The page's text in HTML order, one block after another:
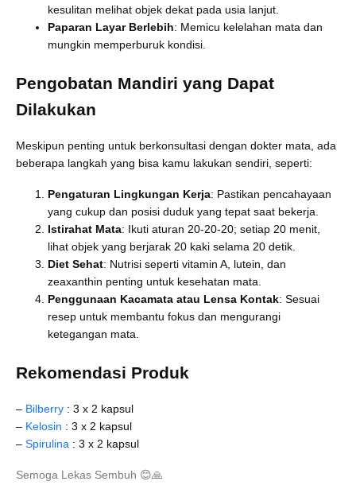
kesulitan melihat objek dekat pada usia lanjut.
Paparan Layar Berlebih: Memicu kelelahan mata dan
mungkin memperburuk kondisi.
Pengobatan Mandiri yang Dapat
Dilakukan
Meskipun penting untuk berkonsultasi dengan dokter mata, ada
beberapa langkah yang bisa kamu lakukan sendiri, seperti:
Pengaturan Lingkungan Kerja: Pastikan pencahayaan
yang cukup dan posisi duduk yang tepat saat bekerja.
Istirahat Mata: Ikuti aturan 20-20-20; setiap 20 menit,
lihat objek yang berjarak 20 kaki selama 20 detik.
Diet Sehat: Nutrisi seperti vitamin A, lutein, dan
zeaxanthin penting untuk kesehatan mata.
Penggunaan Kacamata atau Lensa Kontak: Sesuai
resep untuk membantu fokus dan mengurangi
ketegangan mata.
Rekomendasi Produk
– Bilberry : 3 x 2 kapsul
– Kelosin : 3 x 2 kapsul
– Spirulina : 3 x 2 kapsul
Semoga Lekas Sembuh 😊🙏